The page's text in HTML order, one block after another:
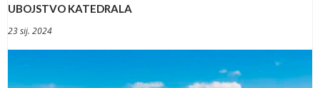
UBOJSTVO KATEDRALA
23 sij. 2024